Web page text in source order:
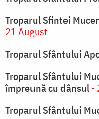
Troparul Sfintei
21 August
Troparul Sfântului
Troparul Sfântului
împreună cu dânsul-
Troparul Sfântului